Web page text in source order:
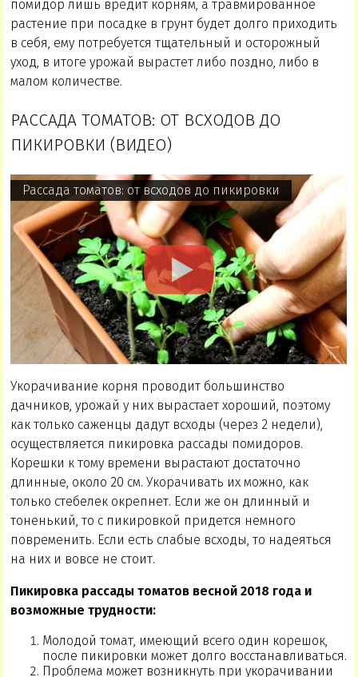
помидор лишь вредит корням, а травмированное
растение при посадке в грунт будет долго приходить
в себя, ему потребуется тщательный и осторожный
уход, в итоге урожай вырастет либо поздно, либо в
малом количестве.
РАССАДА ТОМАТОВ: ОТ ВСХОДОВ ДО
ПИКИРОВКИ (ВИДЕО)
Рассада томатов: от всходов до пикировки
Укорачивание корня проводит большинство
дачников, урожай у них вырастает хороший, поэтому
как только саженцы дадут всходы (через 2 недели),
осуществляется пикировка рассады помидоров.
Корешки к тому времени вырастают достаточно
длинные, около 20 см. Укорачивать их можно, как
только стебелек окрепнет. Если же он длинный и
тоненький, то с пикировкой придется немного
повременить. Если есть слабые всходы, то надеяться
на них и вовсе не стоит.
Пикировка рассады томатов весной 2018 года и
возможные трудности:
Молодой томат, имеющий всего один корешок,
после пикировки может долго восстанавливаться.
Проблема может возникнуть при укорачивании